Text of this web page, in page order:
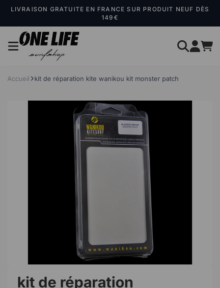
LIVRAISON GRATUITE EN FRANCE SUR PRODUIT NEUF DÈS
149€
Accueil kit de réparation kite wanikou kit monster patch
kit de réparation